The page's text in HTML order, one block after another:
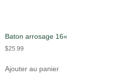
Baton arrosage 16«
$25.99
Ajouter au panier